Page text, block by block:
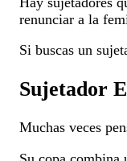
renunciar a la
Si buscas un
Sujetador
Muchas veces